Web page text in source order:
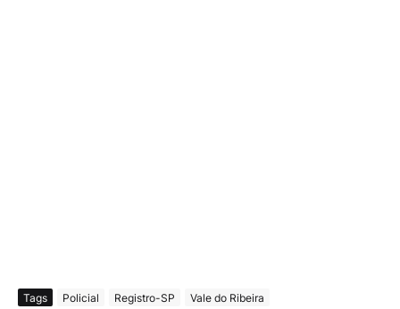
Tags Policial Registro-SP Vale do Ribeira